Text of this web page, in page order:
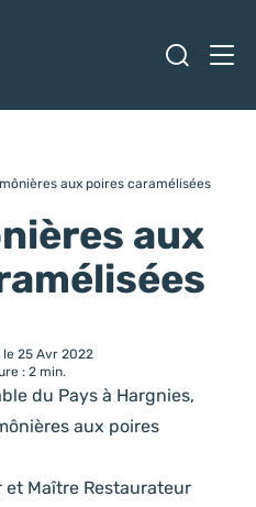
aux poires caramélisées
aux
le 25 Avr 2022
: 2 min.
du Pays à Hargnies,
aux poires
et Maître Restaurateur